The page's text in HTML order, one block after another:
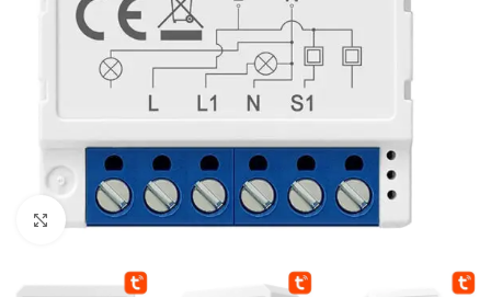
Noklikšķiniet, lai palielinātu